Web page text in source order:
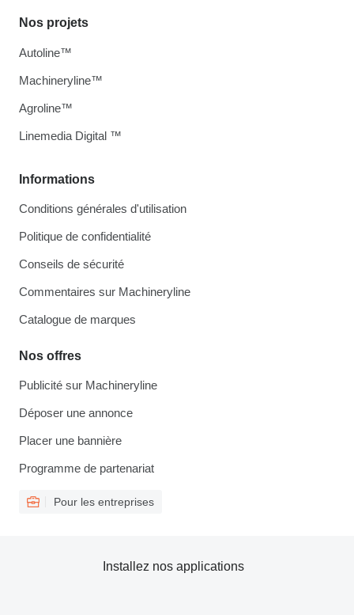
Informations
Conditions générales d'utilisation
Politique de confidentialité
Conseils de sécurité
Commentaires sur Machineryline
Catalogue de marques
Nos offres
Publicité sur Machineryline
Déposer une annonce
Placer une bannière
Programme de partenariat
Pour les entreprises
Nos projets
Autoline™
Machineryline™
Agroline™
Linemedia Digital ™
Installez nos applications